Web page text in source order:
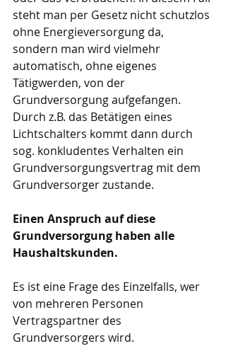
steht man per Gesetz nicht schutzlos
ohne Energieversorgung da,
sondern man wird vielmehr
automatisch, ohne eigenes
Tätigwerden, von der
Grundversorgung aufgefangen.
Durch z.B. das Betätigen eines
Lichtschalters kommt dann durch
sog. konkludentes Verhalten ein
Grundversorgungsvertrag mit dem
Grundversorger zustande.
Einen Anspruch auf diese
Grundversorgung haben alle
Haushaltskunden.
Es ist eine Frage des Einzelfalls, wer
von mehreren Personen
Vertragspartner des
Grundversorgers wird.